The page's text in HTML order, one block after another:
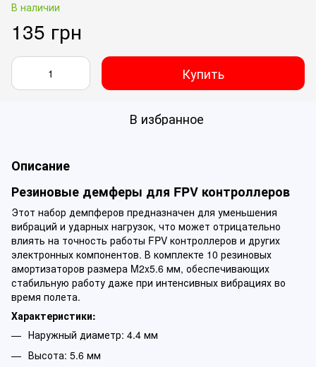
В наличии
135 грн
Купить
В избранное
Описание
Резиновые демферы для FPV контроллеров
Этот набор демпферов предназначен для уменьшения
вибраций и ударных нагрузок, что может отрицательно
влиять на точность работы FPV контроллеров и других
электронных компонентов. В комплекте 10 резиновых
амортизаторов размера M2x5.6 мм, обеспечивающих
стабильную работу даже при интенсивных вибрациях во
время полета.
Характеристики:
Наружный диаметр: 4.4 мм
Высота: 5.6 мм